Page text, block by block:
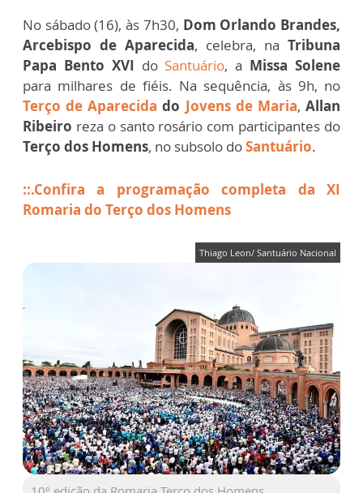
No sábado (16), às 7h30, Dom Orlando Brandes,
Arcebispo de Aparecida, celebra, na Tribuna
Papa Bento XVI do Santuário, a Missa Solene
para milhares de fiéis. Na sequência, às 9h, no
Terço de Aparecida do Jovens de Maria,Allan
Ribeiro reza o santo rosário com participantes do
Terço dos Homens, no subsolo doSantuário.
::.Confira a programação completa da XI
Romaria do Terço dos Homens
Thiago Leon/ Santuário Nacional